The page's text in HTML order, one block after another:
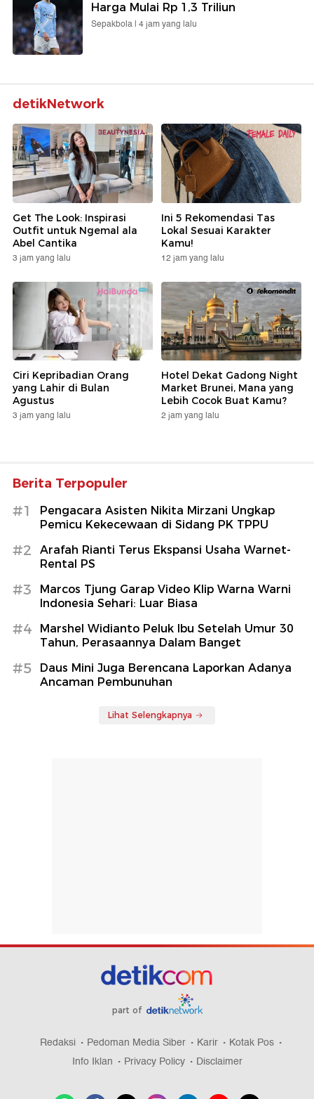
Harga Mulai Rp 1,3 Triliun
Sepakbola | 4 jam yang lalu
detikNetwork
Get The Look: Inspirasi
Outfit untuk Ngemal ala
Abel Cantika
3 jam yang lalu
Ini 5 Rekomendasi Tas
Lokal Sesuai Karakter
Kamu!
12 jam yang lalu
Ciri Kepribadian Orang
yang Lahir di Bulan
Agustus
3 jam yang lalu
Hotel Dekat Gadong Night
Market Brunei, Mana yang
Lebih Cocok Buat Kamu?
2 jam yang lalu
Berita Terpopuler
#1
Pengacara Asisten Nikita Mirzani Ungkap
Pemicu Kekecewaan di Sidang PK TPPU
#2
Arafah Rianti Terus Ekspansi Usaha Warnet-
Rental PS
#3
Marcos Tjung Garap Video Klip Warna Warni
Indonesia Sehari: Luar Biasa
#4
Marshel Widianto Peluk Ibu Setelah Umur 30
Tahun, Perasaannya Dalam Banget
#5
Daus Mini Juga Berencana Laporkan Adanya
Ancaman Pembunuhan
Lihat Selengkapnya
part of
Redaksi Pedoman Media Siber Karir
Kotak Pos
Info Iklan
Privacy Policy Disclaimer